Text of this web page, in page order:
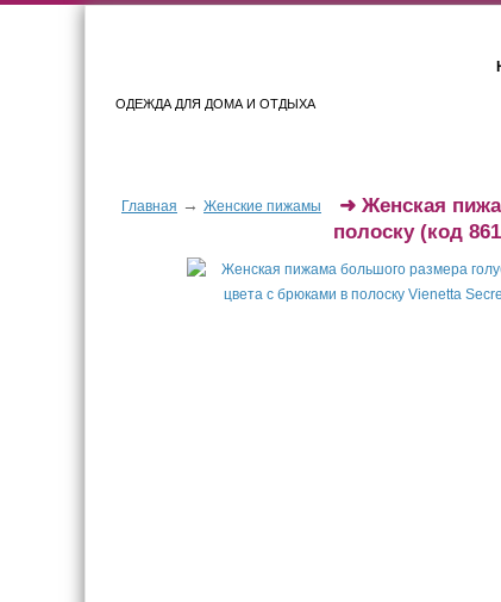
ОДЕЖДА ДЛЯ ДОМА И ОТДЫХА
Главная → Женские пижамы ➜ Женская
полоску(код